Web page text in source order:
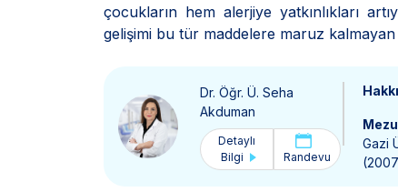
çocukların hem alerjiye yatkınlıkları
gelişimi bu tür maddelere maruz
Dr. Öğr. Ü. Seha
Akduman
Detaylı
Bilgi
Randevu
Gazi